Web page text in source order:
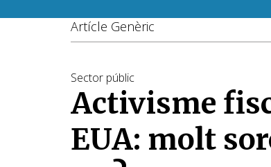
Artícle Genèric
Sector públic
Activisme
EUA: molt